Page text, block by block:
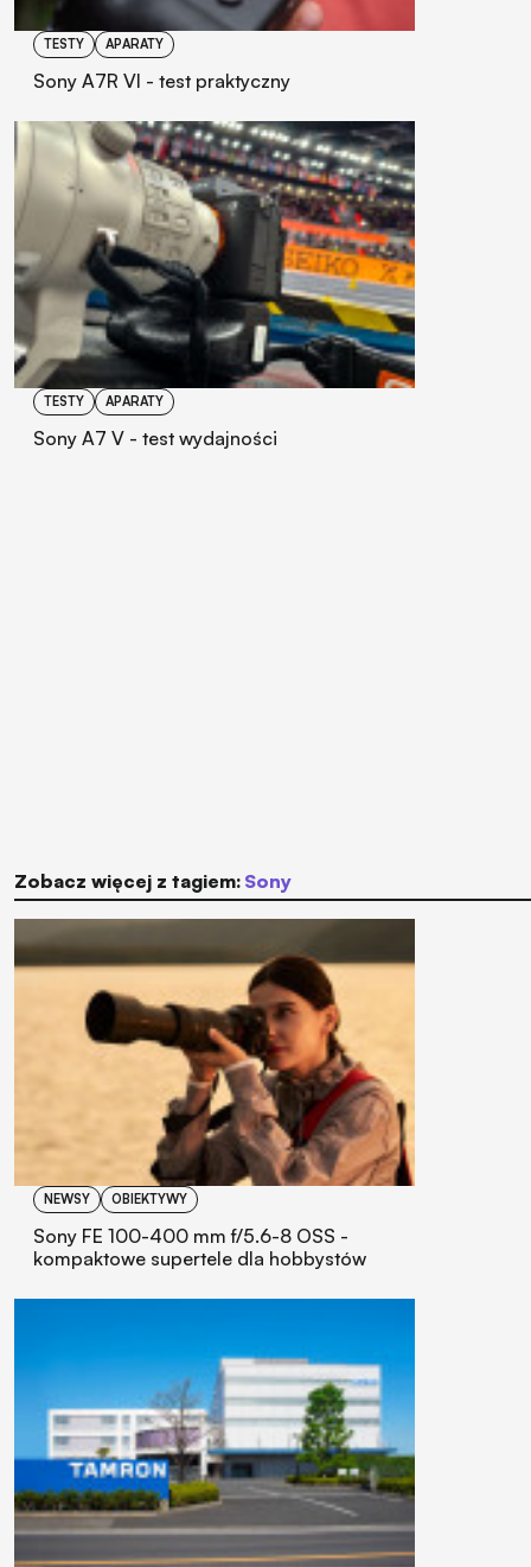
TESTY APARATY
Sony A7R VI - test praktyczny
TESTY APARATY
Sony A7 V - test wydajności
Zobacz więcej z tagiem: Sony
NEWSY OBIEKTYWY
Sony FE 100-400 mm f/5.6-8 OSS -
kompaktowe supertele dla hobbystów